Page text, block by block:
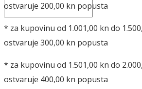
ostvaruje 200,00 kn popusta
* za kupovinu od 1.001,00 kn do
ostvaruje 300,00 kn popusta
* za kupovinu od 1.501,00 kn do
ostvaruje 400,00 kn popusta